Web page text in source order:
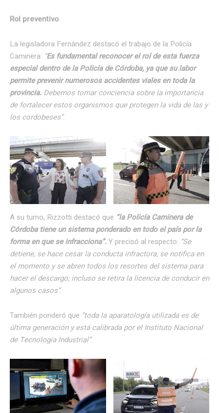
Rol preventivo
La legisladora Fernández destacó el trabajo de la Policía
Caminera: “Es fundamental reconocer el rol de esta fuerza
especial dentro de la Policía de Córdoba, ya que su labor
permite prevenir numerosos accidentes viales en toda la
provincia. Debemos tomar conciencia sobre la importancia
de fortalecer estos organismos que protegen la vida de las y
los cordobeses”.
A su turno, Rizzotti destacó que “la Policía Caminera de
Córdoba tiene un sistema ponderado en todo el país por la
forma en que se infracciona”.Y precisó al respecto: “Se
detiene, se hace cesar la conducta infractora, se notifica en
el momento y se abren todos los resortes del sistema para
hacer el descargo; incluso se retira la licencia de conducir en
algunos casos”.
También ponderó que “toda la aparatología utilizada es de
última generación y está calibrada por el Instituto Nacional
de Tecnología Industrial”.